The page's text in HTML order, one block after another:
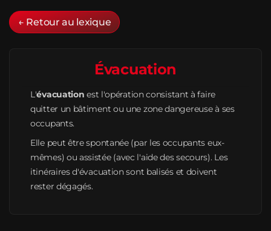
← Retour au lexique
Évacuation
L'évacuation est l'opération consistant à faire
quitter un bâtiment ou une zone dangereuse à ses
occupants.
Elle peut être spontanée (par les occupants eux-
mêmes) ou assistée (avec l'aide des secours). Les
itinéraires d'évacuation sont balisés et doivent
rester dégagés.